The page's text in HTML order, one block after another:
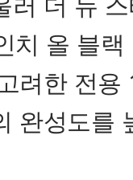
치 올 블
려한 전용
완성도를